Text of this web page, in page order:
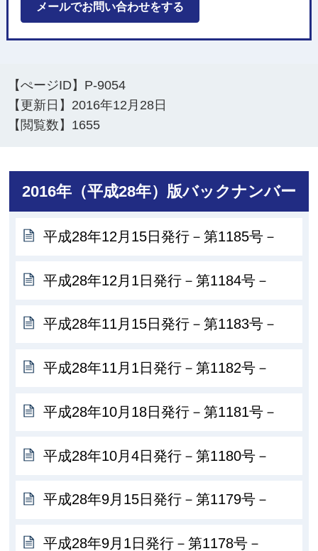
メールでお問い合わせをする
【ぺージID】 P-9054
【更新日】 2016年12月28日
【閲覧数】 1655
2016年（平成28年）版バックナンバー
平成28年12月15日発行－第1185号－
平成28年12月1日発行－第1184号－
平成28年11月15日発行－第1183号－
平成28年11月1日発行－第1182号－
平成28年10月18日発行－第1181号－
平成28年10月4日発行－第1180号－
平成28年9月15日発行－第1179号－
平成28年9月1日発行－第1178号－